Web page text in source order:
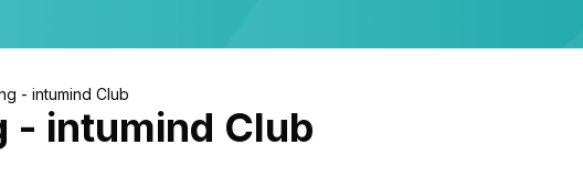
- intumind Club
- intumind Club